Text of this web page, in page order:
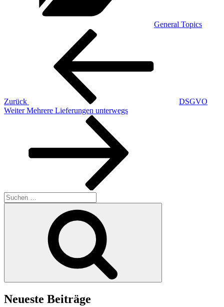
General Topics
Beitragsnavigation
Zurück
DSGVO
Nächster
Weiter Mehrere Lieferungen unterwegs
Suchen
nach:
Neueste Beiträge